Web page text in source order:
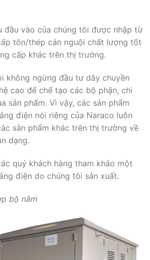
đầu vào của chúng tôi được nhập từ
tôn/thép cán nguội chất lượng tốt
cấp khác trên thị trường.
không ngừng đầu tư dây chuyền
cao để chế tạo các bộ phận, chi
sản phẩm. Vì vậy, các sản phẩm
điện nói riêng của Naraco luôn
sản phẩm khác trên thị trường về
dạng.
quý khách hàng tham khảo một
điện do chúng tôi sản xuất.
bộ nằm